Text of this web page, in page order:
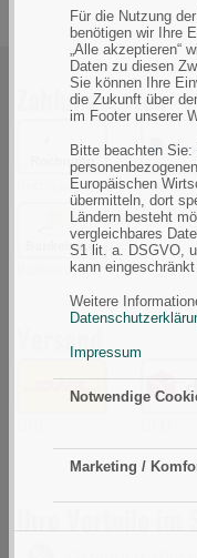
Für die Nutzung
benötigen wir Ihre
„Alle akzeptieren“
Daten zu diesen
Sie können Ihre
die Zukunft über
im Footer unserer
Bitte beachten Sie:
Europäischen
übermitteln, dort
Ländern besteht
vergleichbares
S1 lit. a. DSGVO,
kann
Weitere
Impressum
Notwendige
Marketing /
Zahlungsarten
Rechnung PayPal
Bankeinzug
Versand